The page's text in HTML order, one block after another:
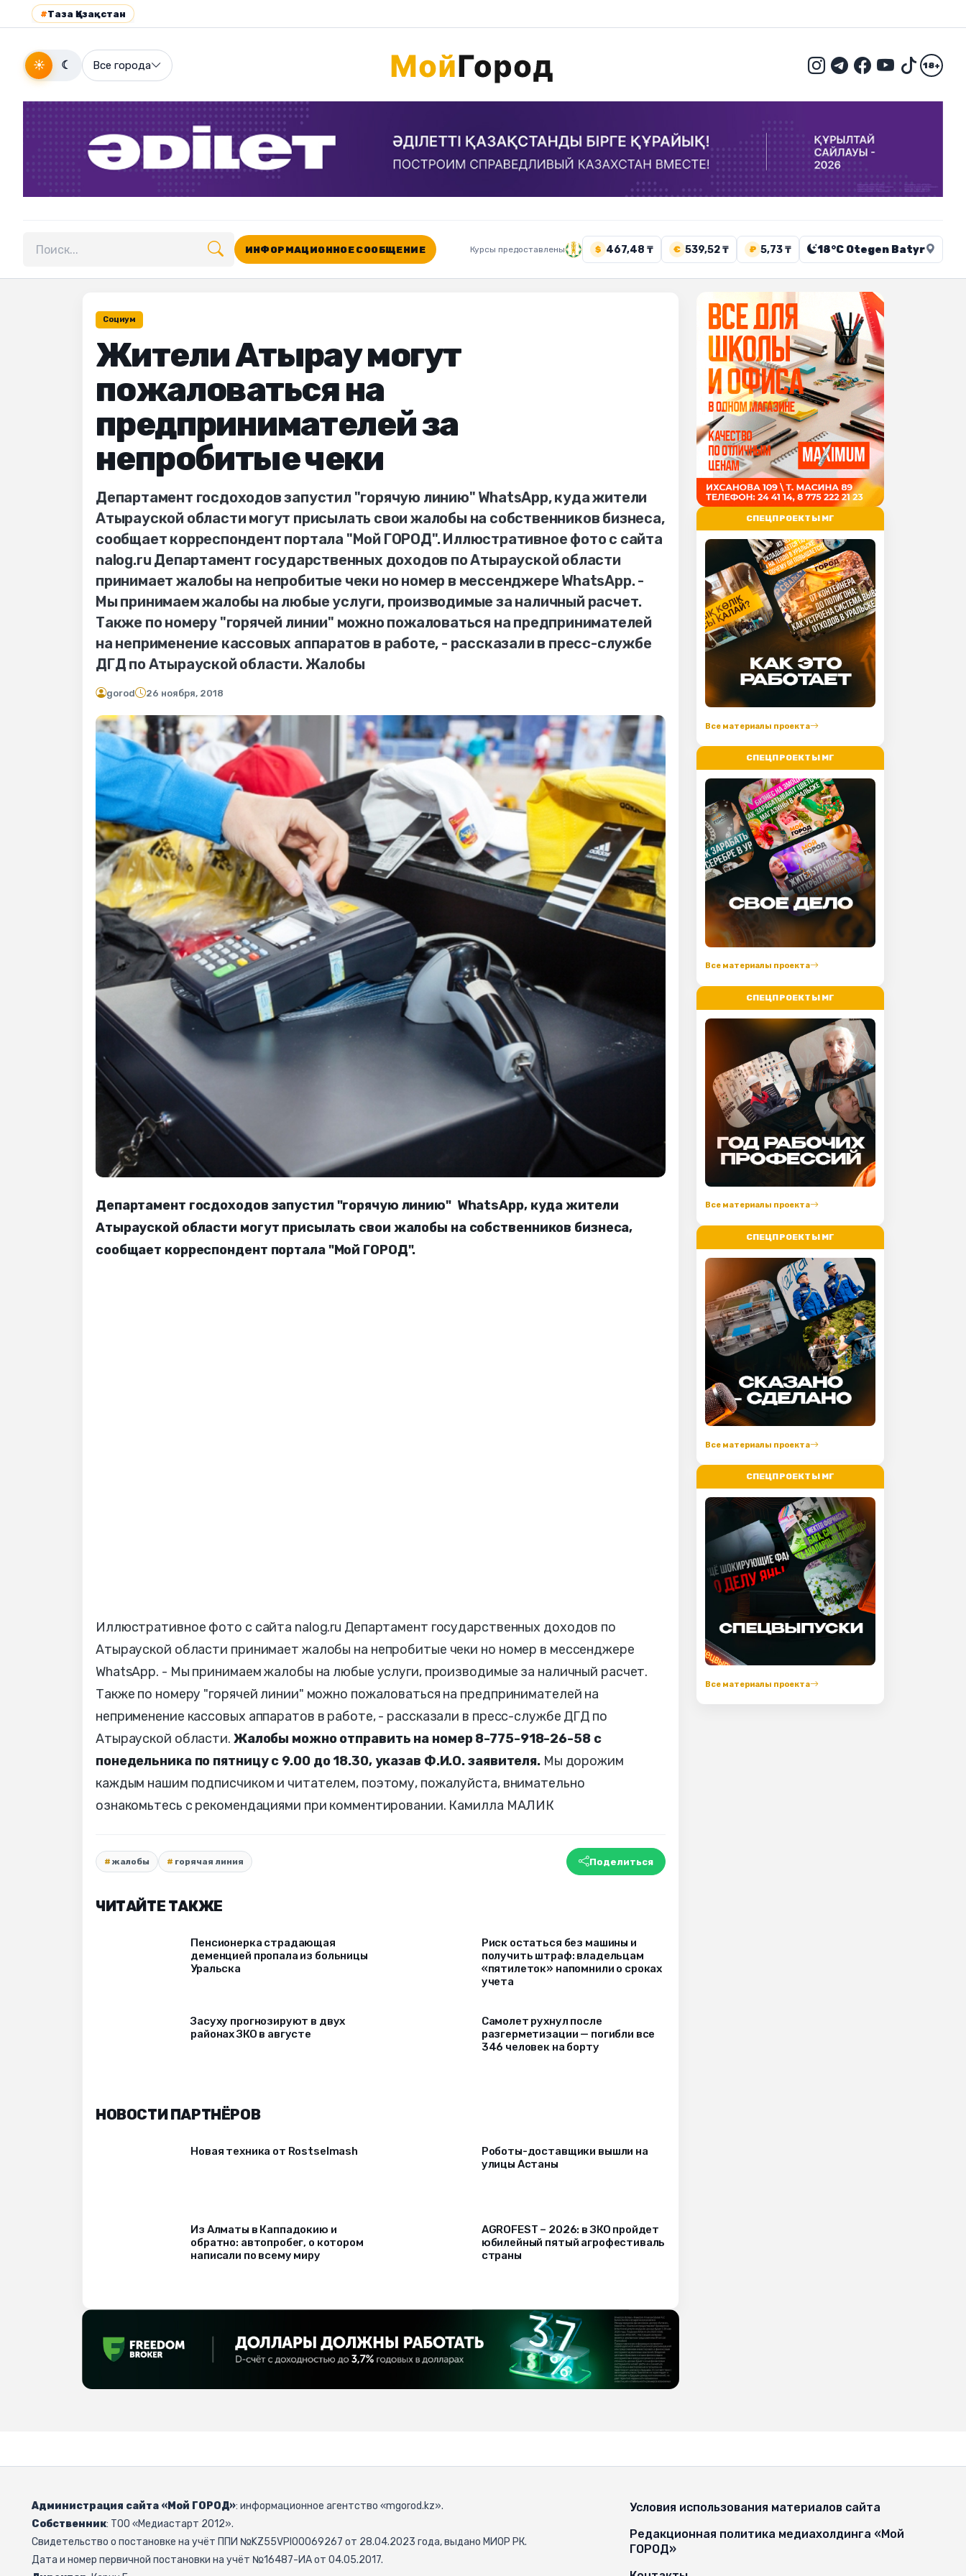
#Таза Қазақстан
☀ ☾ Все города 18+
Поиск по сайту
ИНФОРМАЦИОННОЕ СООБЩЕНИЕ Курсы предоставлены $ 467,48 ₸ € 539,52 ₸ ₽ 5,73 ₸ 18°C Otegen Batyr
Социум
Жители Атырау могут
пожаловаться на
предпринимателей за
непробитые чеки
Департамент госдоходов запустил "горячую линию" WhatsApp, куда жители
Атырауской области могут присылать свои жалобы на собственников бизнеса,
сообщает корреспондент портала "Мой ГОРОД". Иллюстративное фото с сайта
nalog.ru Департамент государственных доходов по Атырауской области
принимает жалобы на непробитые чеки но номер в мессенджере WhatsApp. -
Мы принимаем жалобы на любые услуги, производимые за наличный расчет.
Также по номеру "горячей линии" можно пожаловаться на предпринимателей
на неприменение кассовых аппаратов в работе, - рассказали в пресс-службе
ДГД по Атырауской области. Жалобы
gorod 26 ноября, 2018
Департамент госдоходов запустил "горячую линию" WhatsApp, куда жители
Атырауской области могут присылать свои жалобы на собственников бизнеса,
сообщает корреспондент портала "Мой ГОРОД".
Иллюстративное фото с сайта nalog.ru Департамент государственных доходов по
Атырауской области принимает жалобы на непробитые чеки но номер в мессенджере
WhatsApp. - Мы принимаем жалобы на любые услуги, производимые за наличный расчет.
Также по номеру "горячей линии" можно пожаловаться на предпринимателей на
неприменение кассовых аппаратов в работе, - рассказали в пресс-службе ДГД по
Атырауской области. Жалобы можно отправить на номер 8-775-918-26-58 с
понедельника по пятницу с 9.00 до 18.30, указав Ф.И.О. заявителя.Мы дорожим
каждым нашим подписчиком и читателем, поэтому, пожалуйста, внимательно
ознакомьтесь с рекомендациями при комментировании. Камилла МАЛИК
жалобы горячая линия Поделиться
ЧИТАЙТЕ ТАКЖЕ
Пенсионерка страдающая
деменцией пропала из больницы
Уральска
Риск остаться без машины и
получить штраф: владельцам
«пятилеток» напомнили о сроках
учета
Засуху прогнозируют в двух
районах ЗКО в августе
Самолет рухнул после
разгерметизации — погибли все
346 человек на борту
НОВОСТИ ПАРТНЁРОВ
Новая техника от Rostselmash
Роботы-доставщики вышли на
улицы Астаны
Из Алматы в Каппадокию и
обратно: автопробег, о котором
написали по всему миру
AGROFEST – 2026: в ЗКО пройдет
юбилейный пятый агрофестиваль
страны
СПЕЦПРОЕКТЫ МГ
Все материалы проекта
СПЕЦПРОЕКТЫ МГ
Все материалы проекта
СПЕЦПРОЕКТЫ МГ
Все материалы проекта
СПЕЦПРОЕКТЫ МГ
Все материалы проекта
СПЕЦПРОЕКТЫ МГ
Все материалы проекта
Администрация сайта «Мой ГОРОД»: информационное агентство «mgorod.kz».
Собственник: ТОО «Медиастарт 2012».
Свидетельство о постановке на учёт ППИ №KZ55VPI00069267 от 28.04.2023 года, выдано МИОР РК.
Дата и номер первичной постановки на учёт №16487-ИА от 04.05.2017.
Условия использования материалов сайта
Редакционная политика медиахолдинга «Мой
ГОРОД»